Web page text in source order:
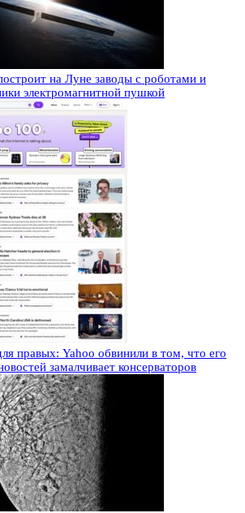
на Луне заводы с роботами и
электромагнитной пушкой
правых: Yahoo обвинили в том, что его
замалчивает консерваторов